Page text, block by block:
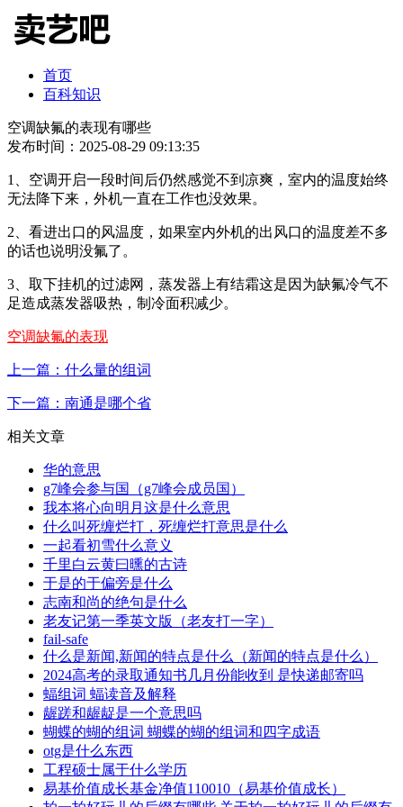
首页
百科知识
空调缺氟的表现有哪些
发布时间：2025-08-29 09:13:35
1、空调开启一段时间后仍然感觉不到凉爽，室内的温度始终
无法降下来，外机一直在工作也没效果。
2、看进出口的风温度，如果室内外机的出风口的温度差不多
的话也说明没氟了。
3、取下挂机的过滤网，蒸发器上有结霜这是因为缺氟冷气不
足造成蒸发器吸热，制冷面积减少。
空调缺氟的表现
上一篇：什么量的组词
下一篇：南通是哪个省
相关文章
华的意思
g7峰会参与国（g7峰会成员国）
我本将心向明月这是什么意思
什么叫死缠烂打，死缠烂打意思是什么
一起看初雪什么意义
千里白云黄曰曛的古诗
于是的于偏旁是什么
志南和尚的绝句是什么
老友记第一季英文版（老友打一字）
fail-safe
什么是新闻,新闻的特点是什么（新闻的特点是什么）
2024高考的录取通知书几月份能收到 是快递邮寄吗
蝠组词 蝠读音及解释
龌蹉和龌龊是一个意思吗
蝴蝶的蝴的组词 蝴蝶的蝴的组词和四字成语
otg是什么东西
工程硕士属于什么学历
易基价值成长基金净值110010（易基价值成长）